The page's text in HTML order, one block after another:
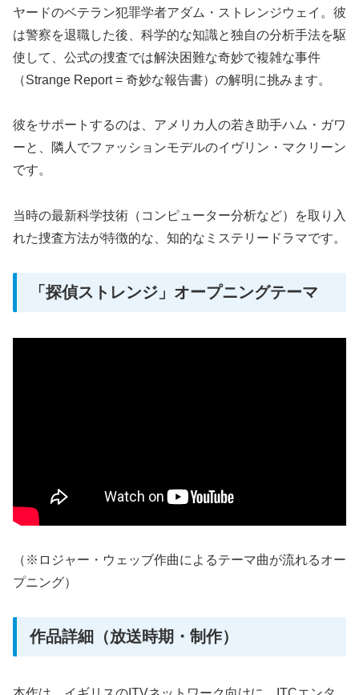
ヤードのベテラン犯罪学者アダム・ストレンジウェイ。彼
は警察を退職した後、科学的な知識と独自の分析手法を駆
使して、公式の捜査では解決困難な奇妙で複雑な事件
（Strange Report = 奇妙な報告書）の解明に挑みます。
彼をサポートするのは、アメリカ人の若き助手ハム・ガワ
ーと、隣人でファッションモデルのイヴリン・マクリーン
です。
当時の最新科学技術（コンピューター分析など）を取り入
れた捜査方法が特徴的な、知的なミステリードラマです。
「探偵ストレンジ」オープニングテーマ
（※ロジャー・ウェッブ作曲によるテーマ曲が流れるオー
プニング）
作品詳細（放送時期・制作）